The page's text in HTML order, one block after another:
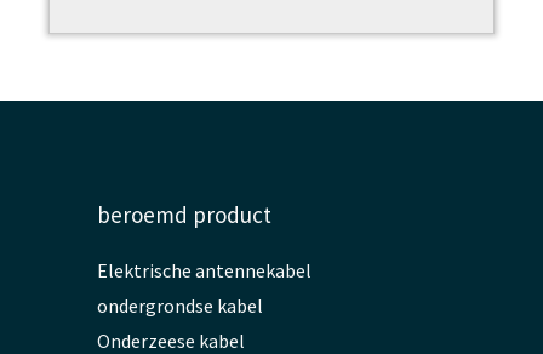
beroemd product
Elektrische antennekabel
ondergrondse kabel
Onderzeese kabel